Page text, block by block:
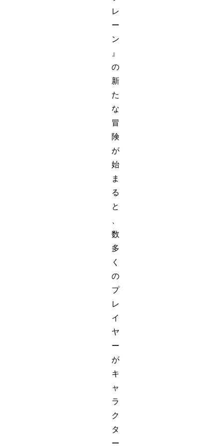
レ
ー
ン
』
の
新
た
な
冒
険
が
始
ま
る
と
数
多
く
の
プ
レ
イ
ヤ
ー
が
キ
ャ
ラ
ク
タ
ー